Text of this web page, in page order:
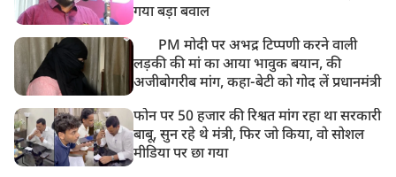
गया बड़ा बवाल
PM मोदी पर अभद्र टिप्पणी करने वाली
लड़की की मां का आया भावुक बयान, की
अजीबोगरीब मांग, कहा-बेटी को गोद लें प्रधानमंत्री
फोन पर 50 हजार की रिश्वत मांग रहा था सरकारी
बाबू, सुन रहे थे मंत्री, फिर जो किया, वो सोशल
मीडिया पर छा गया